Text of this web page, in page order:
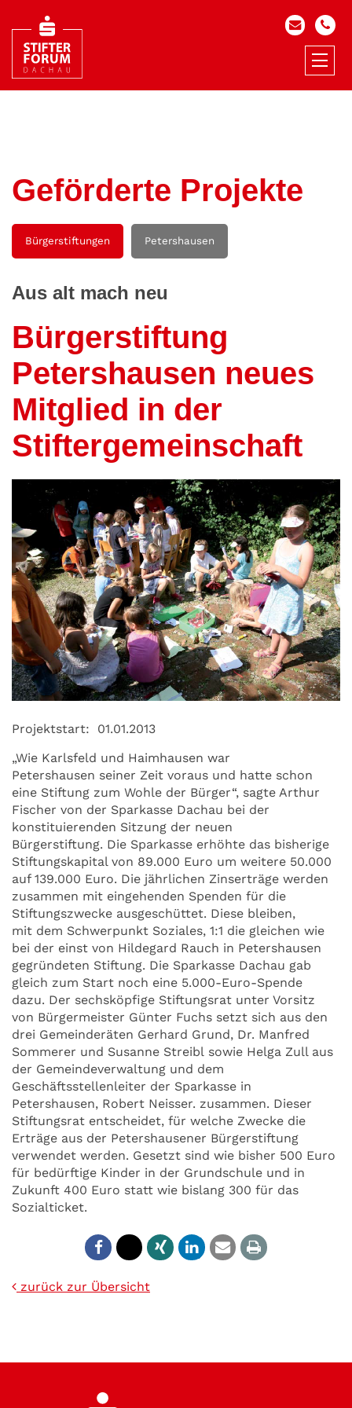
Geförderte Projekte
Bürgerstiftungen Petershausen
Aus alt mach neu
Bürgerstiftung
Petershausen neues
Mitglied in der
Stiftergemeinschaft
Projektstart:
01.01.2013
„Wie Karlsfeld und Haimhausen war
Petershausen seiner Zeit voraus und hatte schon
eine Stiftung zum Wohle der Bürger“, sagte Arthur
Fischer von der Sparkasse Dachau bei der
konstituierenden Sitzung der neuen
Bürgerstiftung. Die Sparkasse erhöhte das bisherige
Stiftungskapital von 89.000 Euro um weitere 50.000
auf 139.000 Euro. Die jährlichen Zinserträge werden
zusammen mit eingehenden Spenden für die
Stiftungszwecke ausgeschüttet. Diese bleiben,
mit dem Schwerpunkt Soziales, 1:1 die gleichen wie
bei der einst von Hildegard Rauch in Petershausen
gegründeten Stiftung. Die Sparkasse Dachau gab
gleich zum Start noch eine 5.000-Euro-Spende
dazu. Der sechsköpfige Stiftungsrat unter Vorsitz
von Bürgermeister Günter Fuchs setzt sich aus den
drei Gemeinderäten Gerhard Grund, Dr. Manfred
Sommerer und Susanne Streibl sowie Helga Zull aus
der Gemeindeverwaltung und dem
Geschäftsstellenleiter der Sparkasse in
Petershausen, Robert Neisser. zusammen. Dieser
Stiftungsrat entscheidet, für welche Zwecke die
Erträge aus der Petershausener Bürgerstiftung
verwendet werden. Gesetzt sind wie bisher 500 Euro
für bedürftige Kinder in der Grundschule und in
Zukunft 400 Euro statt wie bislang 300 für das
Sozialticket.
zurück zur Übersicht